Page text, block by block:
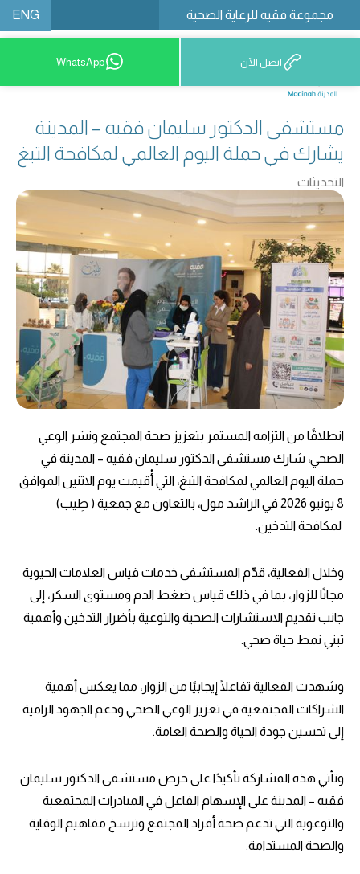
مجموعة فقيه للرعاية الصحية ENG
12777 9200 اتصل الآن WhatsApp
مستشفى الدكتور سليمان فقيه – المدينة
يشارك في حملة اليوم العالمي لمكافحة التبغ
التحديثات
انطلاقًا من التزامه المستمر بتعزيز صحة المجتمع ونشر الوعي
الصحي، شارك مستشفى الدكتور سليمان فقيه – المدينة في
حملة اليوم العالمي لمكافحة التبغ، التي أُقيمت يوم الاثنين الموافق
8 يونيو 2026 في الراشد مول، بالتعاون مع جمعية ( طِيب)
لمكافحة التدخين.
وخلال الفعالية، قدّم المستشفى خدمات قياس العلامات الحيوية
مجانًا للزوار، بما في ذلك قياس ضغط الدم ومستوى السكر، إلى
جانب تقديم الاستشارات الصحية والتوعية بأضرار التدخين وأهمية
تبني نمط حياة صحي.
وشهدت الفعالية تفاعلًا إيجابيًا من الزوار، مما يعكس أهمية
الشراكات المجتمعية في تعزيز الوعي الصحي ودعم الجهود الرامية
إلى تحسين جودة الحياة والصحة العامة.
وتأتي هذه المشاركة تأكيدًا على حرص مستشفى الدكتور سليمان
فقيه – المدينة على الإسهام الفاعل في المبادرات المجتمعية
والتوعوية التي تدعم صحة أفراد المجتمع وترسخ مفاهيم الوقاية
والصحة المستدامة.